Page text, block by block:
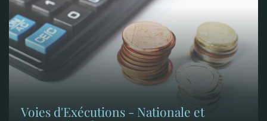
Voies d'Exécutions - Nationale et